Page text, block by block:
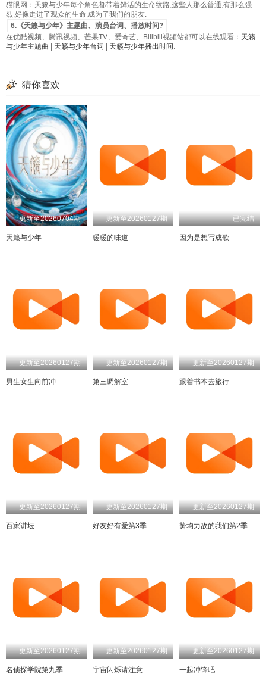
猫眼网：天籁与少年每个角色都带着鲜活的生命纹路,这些人那么普通,有那么强
烈,好像走进了观众的生命,成为了我们的朋友.
6.《天籁与少年》主题曲、演员台词、播放时间?
在优酷视频、腾讯视频、芒果TV、爱奇艺、Bilibili视频站都可以在线观看： 天籁
与少年主题曲
天籁与少年台词 天籁与少年播出时间 .
猜你喜欢
更新至20260704期
天籁与少年
更新至20260127期
暖暖的味道
已完结
因为是想写成歌
更新至20260127期
男生女生向前冲
更新至20260127期
第三调解室
更新至20260127期
跟着书本去旅行
更新至20260127期
百家讲坛
更新至20260127期
好友好有爱第3季
更新至20260127期
势均力敌的我们第2季
更新至20260127期
名侦探学院第九季
更新至20260127期
宇宙闪烁请注意
更新至20260127期
一起冲锋吧